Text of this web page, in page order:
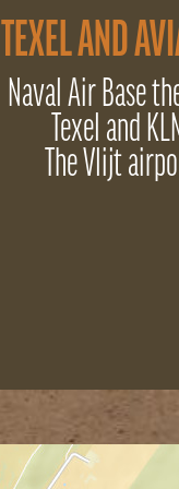
TEXEL AND
Naval Air Base
Texel and
The Vlijt